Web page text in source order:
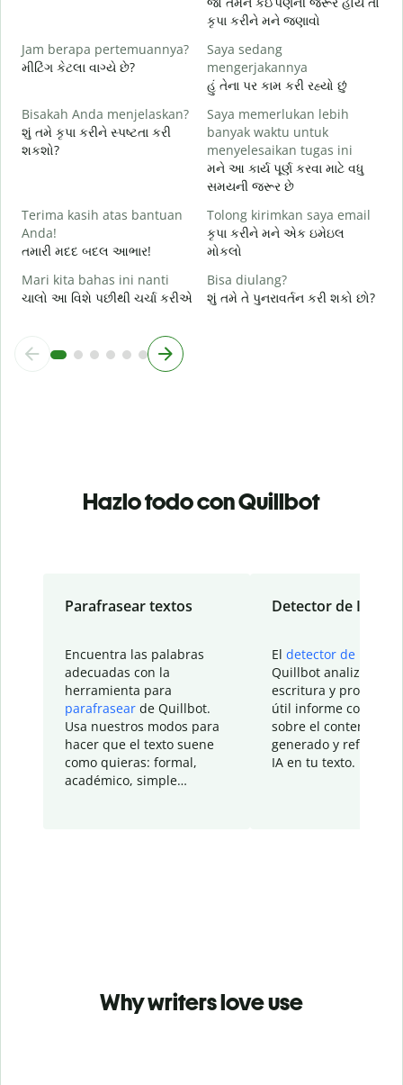
કૃપા કરીને મને જણાવો
Jam berapa pertemuannya?
મીટિંગ કેટલા વાગ્યે છે?
Saya sedang
mengerjakannya
હું તેના પર કામ કરી રહ્યો છું
Bisakah Anda menjelaskan?
શું તમે કૃપા કરીને સ્પષ્ટતા કરી
શકશો?
Saya memerlukan lebih
banyak waktu untuk
menyelesaikan tugas ini
મને આ કાર્ય પૂર્ણ કરવા માટે વધુ
સમયની જરૂર છે
Terima kasih atas bantuan
Anda!
તમારી મદદ બદલ આભાર!
Tolong kirimkan saya email
કૃપા કરીને મને એક ઇમેઇલ
મોકલો
Mari kita bahas ini nanti
ચાલો આ વિશે પછીથી ચર્ચા કરીએ
Bisa diulang?
શું તમે તે પુનરાવર્તન કરી શકો છો?
Hazlo todo con Quillbot
Parafrasear textos
Encuentra las palabras
adecuadas con la
herramienta para
parafrasear de Quillbot.
Usa nuestros modos para
hacer que el texto suene
como quieras: formal,
académico, simple…
Detector de IA
El detector de IA
Quillbot analiza tu
escritura y
útil informe con
sobre el contenido
generado y refinado
IA en tu texto.
Why writers love use